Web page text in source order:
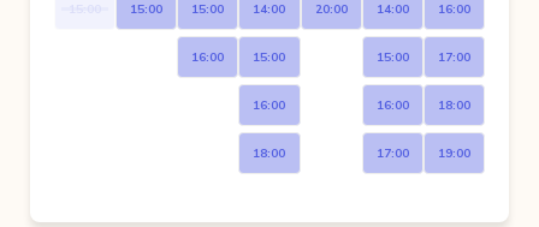
15:00 15:00
16:00
14:00
15:00
16:00
18:00
20:00 14:00
15:00
16:00
17:00
16:00
17:00
18:00
19:00